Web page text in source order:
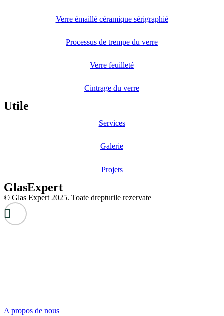
Verre émaillé céramique sérigraphié
Processus de trempe du verre
Verre feuilleté
Cintrage du verre
Utile
Services
Galerie
Projets
GlasExpert
© Glas Expert 2025. Toate drepturile rezervate
A propos de nous